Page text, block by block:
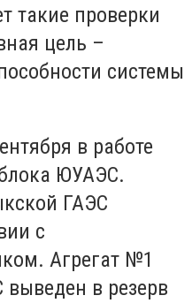
такие проверки
цель –
системы
в работе
ЮУАЭС.
ГАЭС
с
Агрегат №1
в резерв